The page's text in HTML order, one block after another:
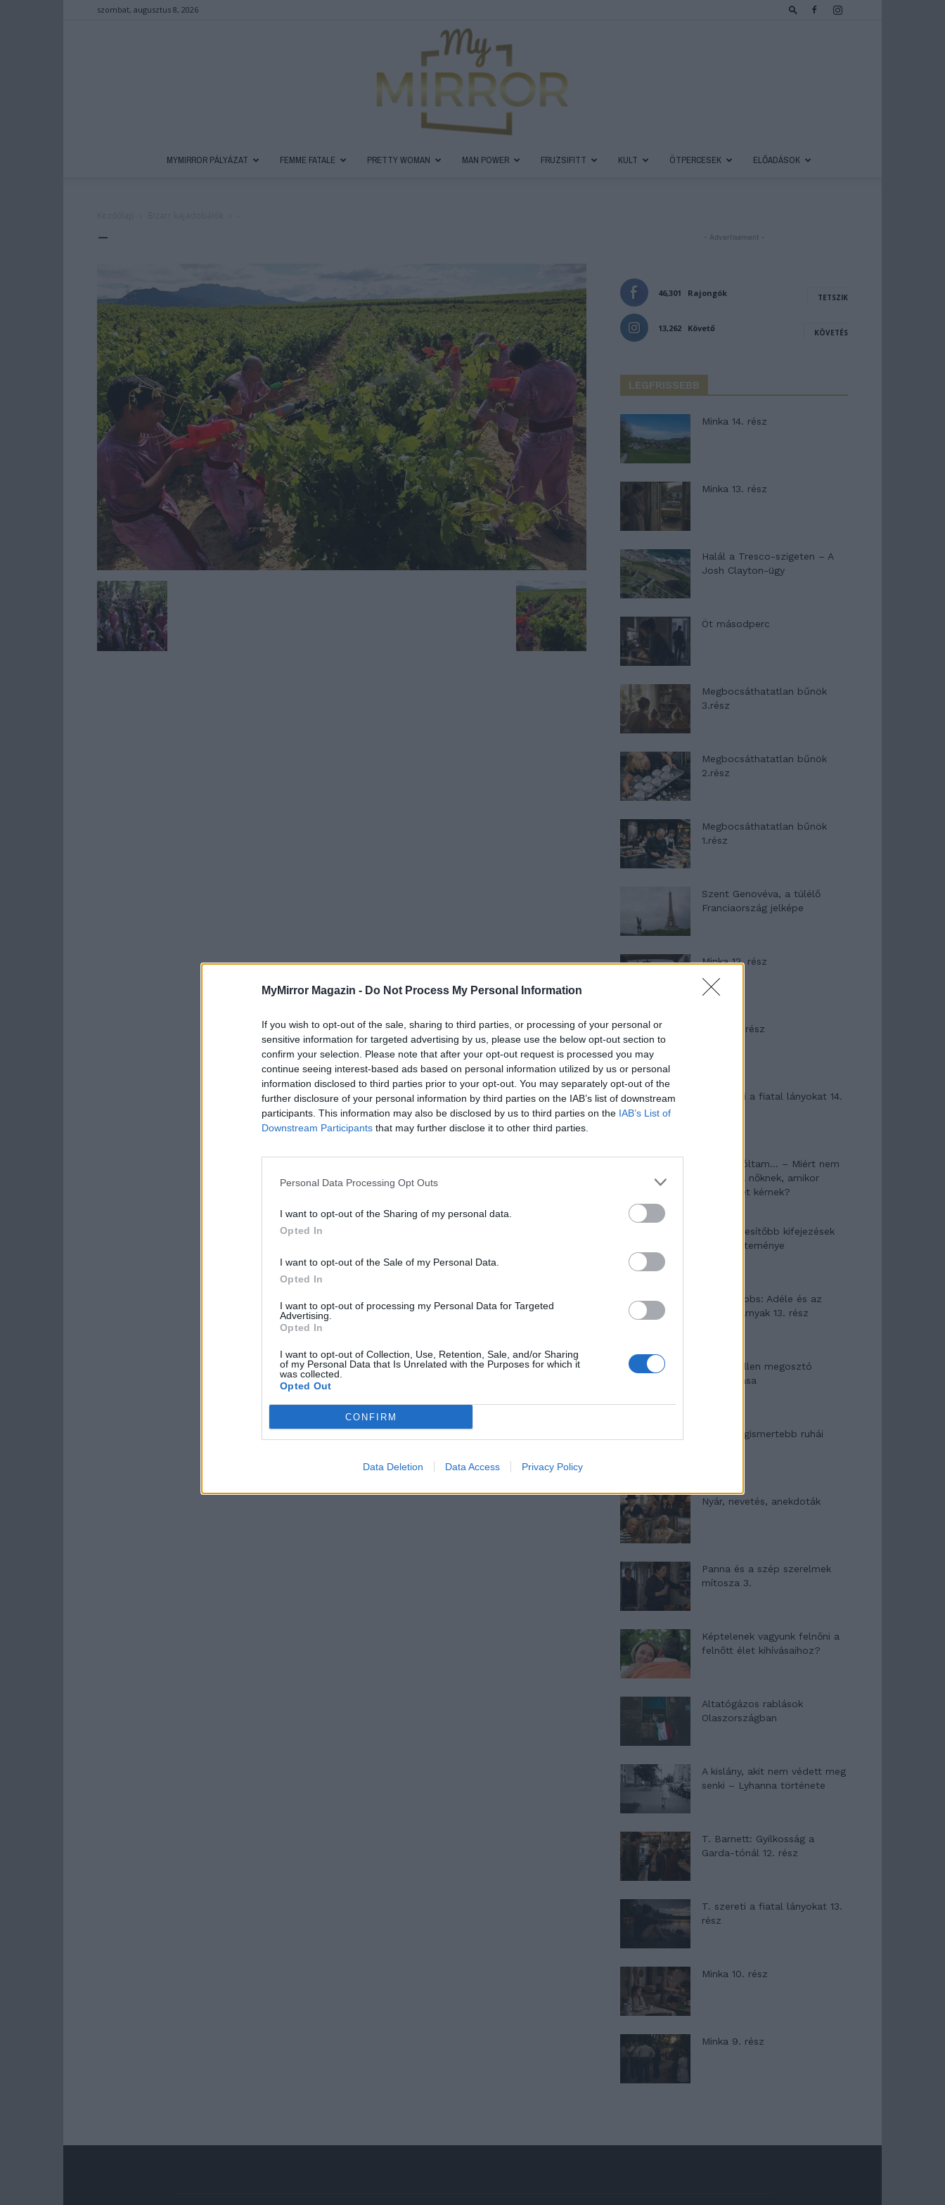
MyMirror Magazin - Do Not Process My Personal Information
If you wish to opt-out of the sale, sharing to third parties, or processing of your personal or
sensitive information for targeted advertising by us, please use the below opt-out section to
confirm your selection. Please note that after your opt-out request is processed you may
continue seeing interest-based ads based on personal information utilized by us or personal
information disclosed to third parties prior to your opt-out. You may separately opt-out of the
further disclosure of your personal information by third parties on the IAB’s list of downstream
participants. This information may also be disclosed by us to third parties on the IAB’s List of
Downstream Participants that may further disclose it to other third parties.
Personal Data Processing Opt Outs
I want to opt-out of the Sharing of my personal data.
Opted In
I want to opt-out of the Sale of my Personal Data.
Opted In
I want to opt-out of processing my Personal Data for Targeted
Advertising.
Opted In
I want to opt-out of Collection, Use, Retention, Sale, and/or Sharing
of my Personal Data that Is Unrelated with the Purposes for which it
was collected.
Opted Out
CONFIRM
Data Deletion Data Access Privacy Policy
szombat, augusztus 8, 2026
MYMIRROR PÁLYÁZAT FEMME FATALE PRETTY WOMAN MAN POWER FRUZSIFITT KULT ÖTPERCESEK ELŐADÁSOK
– - Advertisement -
46,301 Rajongók TETSZIK
13,262 Követő KÖVETÉS
LEGFRISSEBB
Minka 14. rész
Minka 13. rész
Halál a Tresco-szigeten – A
Josh Clayton-ügy
Öt másodperc
Megbocsáthatatlan bűnök
3.rész
Megbocsáthatatlan bűnök
2.rész
Megbocsáthatatlan bűnök
1.rész
Szent Genovéva, a túlélő
Franciaország jelképe
Minka 12. rész
Minka 11. rész
T. szereti a fiatal lányokat 14.
Pedig szóltam… – Miért nem
hiszünk a nőknek, amikor
segítséget kérnek?
A legidegesítőbb kifejezések
laza gyűjteménye
Elyna Robbs: Adéle és az
örökölt árnyak 13. rész
Woody Allen megosztó
zsenialitása
A világ legismertebb ruhái
Nyár, nevetés, anekdoták
Panna és a szép szerelmek
mítosza 3.
Képtelenek vagyunk felnőni a
felnőtt élet kihívásaihoz?
Altatógázos rablások
Olaszországban
A kislány, akit nem védett meg
senki – Lyhanna története
T. Barnett: Gyilkosság a
Garda-tónál 12. rész
T. szereti a fiatal lányokat 13.
rész
Minka 10. rész
Minka 9. rész